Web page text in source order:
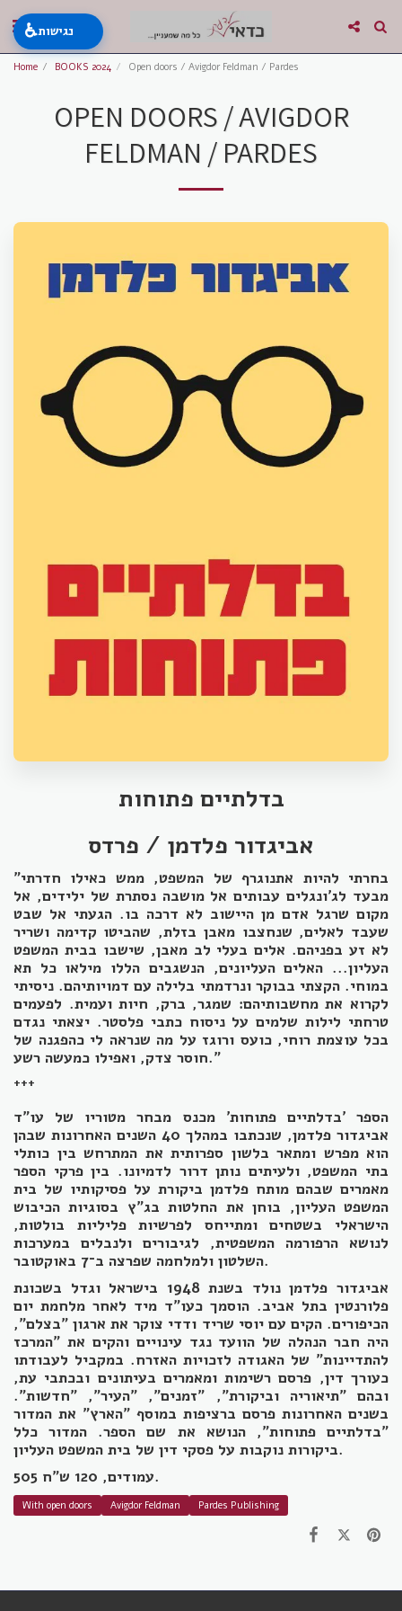
Home BOOKS 2024 Open doors / Avigdor Feldman / Pardes
OPEN DOORS / AVIGDOR
FELDMAN / PARDES
בדלתיים פתוחות
אביגדור פלדמן / פרדס
"בחרתי להיות אתנוגרף של המשפט, ממש כאילו חדרתי
מבעד לג'ונגלים עבותים אל מושבה נסתרת של ילידים, אל
מקום שרגל אדם מן היישוב לא דרכה בו. הגעתי אל שבט
שעבד לאלים, שנחצבו מאבן בזלת, שהביטו קדימה ושריר
לא זע בפניהם. אלים בעלי לב מאבן, שישבו בבית המשפט
העליון... האלים העליונים, הנשגבים הללו מילאו כל תא
במוחי. הקצתי בבוקר ונרדמתי בלילה עם דמויותיהם. ניסיתי
לקרוא את מחשבותיהם: שמגר, ברק, חיות ועמית. לפעמים
טרחתי לילות שלמים על ניסוח כתבי פלסטר. יצאתי נגדם
בכל עוצמת רוחי, כועס ורוגז על מה שנראה לי כהפגנה של
חוסר צדק, ואפילו כמעשה רשע."
+++
הספר 'בדלתיים פתוחות' מכנס מבחר מטוריו של עו"ד
אביגדור פלדמן, שנכתבו במהלך 40 השנים האחרונות שבהן
הוא מפרש ומתאר בלשון ספרותית את המתרחש בין כותלי
בתי המשפט, ולעיתים נותן דרור לדמיונו. בין פרקי הספר
מאמרים שבהם מותח פלדמן ביקורת על פסיקותיו של בית
המשפט העליון, בוחן את החלטות בג"ץ בסוגיות הכיבוש
הישראלי בשטחים ומתייחס לפרשיות פליליות בולטות,
לנושא הרפורמה המשפטית, לגיבורים ולנבלים במערכות
השלטון ולמלחמה שפרצה ב־7 באוקטובר.
אביגדור פלדמן נולד בשנת 1948 בישראל וגדל בשכונת
פלורנטין בתל אביב. הוסמך כעו"ד מיד לאחר מלחמת יום
הכיפורים. הקים עם יוסי שריד ודדי צוקר את ארגון "בצלם",
היה חבר הנהלה של הוועד נגד עינויים והקים את "המרכז
להתדיינות" של האגודה לזכויות האזרח. במקביל לעבודתו
כעורך דין, פרסם רשימות ומאמרים בעיתונים ובכתבי עת,
ובהם "תיאוריה וביקורת", "זמנים", "העיר", "חדשות".
בשנים האחרונות פרסם ברציפות במוסף "הארץ" את המדור
"בדלתיים פתוחות", הנושא את שם הספר. המדור כלל
ביקורות נוקבות על פסקי דין של בית המשפט העליון.
505 עמודים, 120 ש"ח.
With open doors Avigdor Feldman Pardes Publishing
♿נגישות